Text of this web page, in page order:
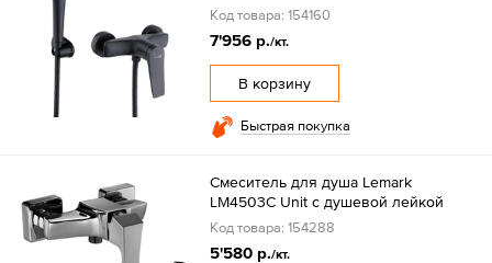
Код товара: 154160
7'956 р./кт.
В корзину
Быстрая покупка
Смеситель для душа Lemark
LM4503C Unit с душевой лейкой
Код товара: 154288
5'580 р./кт.